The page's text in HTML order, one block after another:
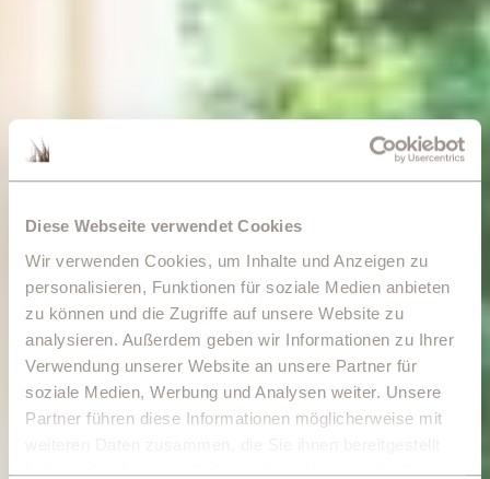
Diese Webseite verwendet Cookies
Wir verwenden Cookies, um Inhalte und Anzeigen zu
personalisieren, Funktionen für soziale Medien anbieten
zu können und die Zugriffe auf unsere Website zu
analysieren. Außerdem geben wir Informationen zu Ihrer
Verwendung unserer Website an unsere Partner für
soziale Medien, Werbung und Analysen weiter. Unsere
Partner führen diese Informationen möglicherweise mit
haben oder die sie im Rahmen Ihrer Nutzung der Dienste